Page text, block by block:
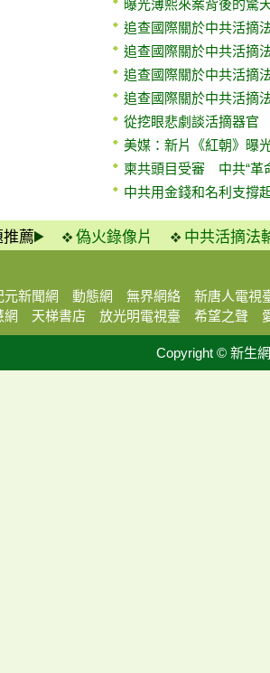
曝光薄熙來案背後的驚
追查國際關於中共活摘
追查國際關於中共活摘
追查國際關於中共活摘
追查國際關於中共活摘
從挖眼悲劇談活摘器官
美媒：新片《紅朝》曝
柬共頭目受審 中共“革
中共用金錢和名利支撐
薦 偽火錄像片 中共活摘法
元新聞網 動態網 無界網絡
新唐人電視
網
天梯書店 放光明電視臺 希望之聲
Copyright © 新生